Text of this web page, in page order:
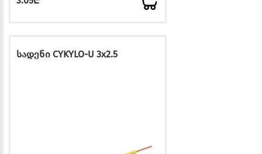
სადენი CYKYLO-U 3x2.5